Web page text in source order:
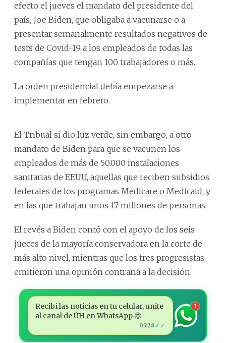
efecto el jueves el mandato del presidente del
país, Joe Biden, que obligaba a vacunarse o a
presentar semanalmente resultados negativos de
tests de Covid-19 a los empleados de todas las
compañías que tengan 100 trabajadores o más.
La orden presidencial debía empezarse a
implementar en febrero.
El Tribual sí dio luz verde, sin embargo, a otro
mandato de Biden para que se vacunen los
empleados de más de 50.000 instalaciones
sanitarias de EEUU, aquellas que reciben subsidios
federales de los programas Medicare o Medicaid, y
en las que trabajan unos 17 millones de personas.
El revés a Biden contó con el apoyo de los seis
jueces de la mayoría conservadora en la corte de
más alto nivel, mientras que los tres progresistas
emitieron una opinión contraria a la decisión.
Recibí las noticias en tu celular, unite
al canal de ÚH en WhatsApp 🤩
05:28✓✓
1